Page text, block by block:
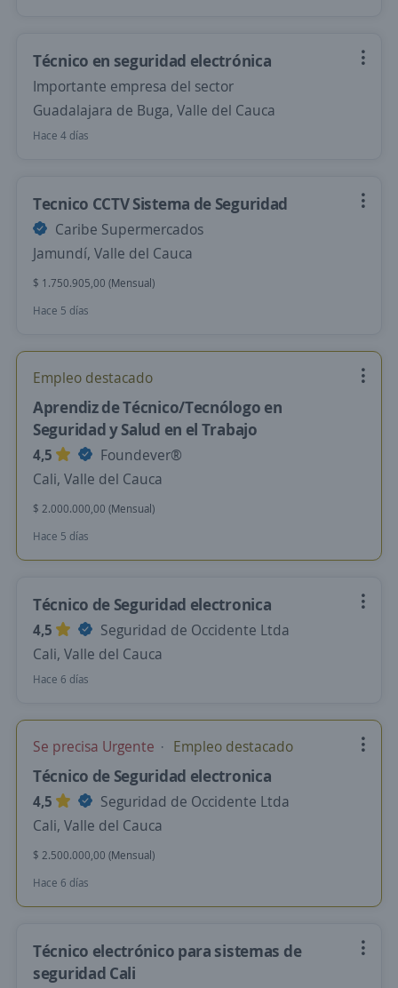
Técnico en seguridad electrónica
Importante empresa del sector
Guadalajara de Buga, Valle del Cauca
Hace 4 días
Tecnico CCTV Sistema de Seguridad
Caribe Supermercados
Jamundí, Valle del Cauca
$ 1.750.905,00 (Mensual)
Hace 5 días
Empleo destacado
Aprendiz de Técnico/Tecnólogo en
Seguridad y Salud en el Trabajo
4,5
Foundever®
Cali, Valle del Cauca
$ 2.000.000,00 (Mensual)
Hace 5 días
Técnico de Seguridad electronica
4,5
Seguridad de Occidente Ltda
Cali, Valle del Cauca
Hace 6 días
Se precisa Urgente Empleo destacado
Técnico de Seguridad electronica
4,5
Seguridad de Occidente Ltda
Cali, Valle del Cauca
$ 2.500.000,00 (Mensual)
Hace 6 días
Técnico electrónico para sistemas de
seguridad Cali